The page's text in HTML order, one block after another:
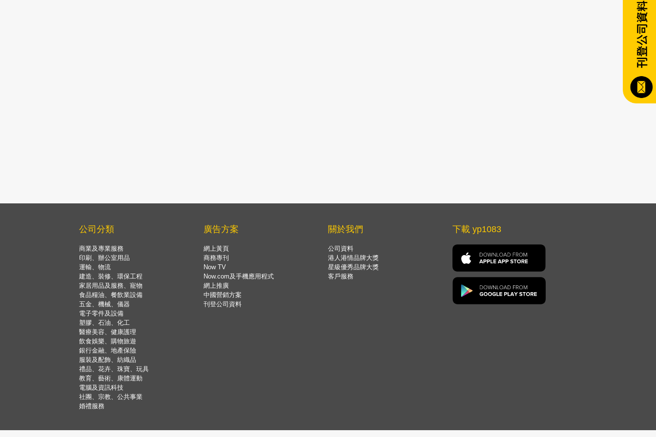
公司分類
商業及專業服務
印刷、辦公室用品
運輸、物流
建造、裝修、環保工程
家居用品及服務、寵物
食品糧油、餐飲業設備
五金、機械、儀器
電子零件及設備
塑膠、石油、化工
醫療美容、健康護理
飲食娛樂、購物旅遊
銀行金融、地產保險
服裝及配飾、紡織品
禮品、花卉、珠寶、玩具
教育、藝術、康體運動
電腦及資訊科技
社團、宗教、公共事業
婚禮服務
廣告方案
網上黃頁
商務專刊
Now TV
Now.com及手機應用程式
網上推廣
中國營銷方案
刊登公司資料
關於我們
公司資料
港人港情品牌大獎
星級優秀品牌大獎
客戶服務
下載 yp1083